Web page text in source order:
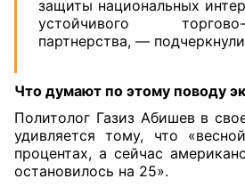
защиты национальных
устойчивого торгово-
партнерства, —
Что думают по этому поводу
Политолог Газиз Абишев в
удивляется тому, что
процентах, а сейчас
остановилось на 25».